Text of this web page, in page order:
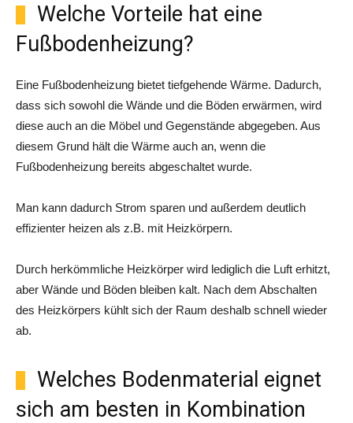
Welche Vorteile hat eine
Fußbodenheizung?
Eine Fußbodenheizung bietet tiefgehende Wärme. Dadurch,
dass sich sowohl die Wände und die Böden erwärmen, wird
diese auch an die Möbel und Gegenstände abgegeben. Aus
diesem Grund hält die Wärme auch an, wenn die
Fußbodenheizung bereits abgeschaltet wurde.
Man kann dadurch Strom sparen und außerdem deutlich
effizienter heizen als z.B. mit Heizkörpern.
Durch herkömmliche Heizkörper wird lediglich die Luft erhitzt,
aber Wände und Böden bleiben kalt. Nach dem Abschalten
des Heizkörpers kühlt sich der Raum deshalb schnell wieder
ab.
Welches Bodenmaterial eignet
sich am besten in Kombination